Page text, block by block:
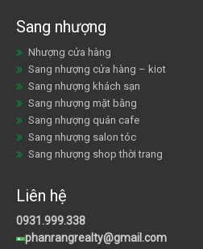
Sang nhượng
Nhượng cửa hàng
Sang nhượng cửa hàng – kiot
Sang nhượng khách sạn
Sang nhượng mặt bằng
Sang nhượng quán cafe
Sang nhượng salon tóc
Sang nhượng shop thời trang
Liên hệ
0931.999.338
phanrangrealty@gmail.com